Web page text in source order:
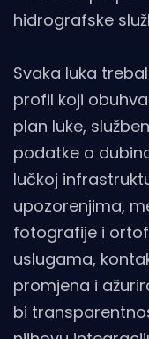
hidrografske
Svaka luka
profil koji
plan luke,
podatke o
lučkoj
upozorenjima,
fotografije i
uslugama,
promjena i
bi